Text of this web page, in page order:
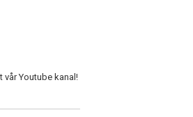
vår Youtube kanal!